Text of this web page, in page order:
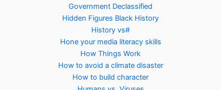
Government Declassified
Hidden Figures Black History
History vs#
Hone your media literacy skills
How Things Work
How to avoid a climate disaster
How to build character